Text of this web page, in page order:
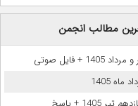
مطالب انجمن
1405